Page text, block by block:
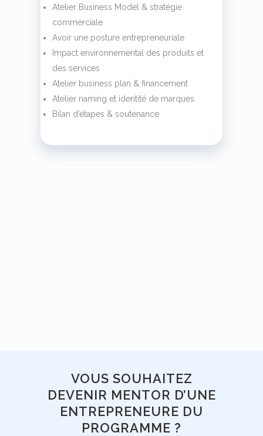
Atelier Business Model & stratégie
commerciale
Avoir une posture entrepreneuriale
Impact environnemental des produits et
des services
Atelier business plan & financement
Atelier naming et identité de marques
Bilan d’étapes & soutenance
VOUS SOUHAITEZ
DEVENIR MENTOR D’UNE
ENTREPRENEURE DU
PROGRAMME ?